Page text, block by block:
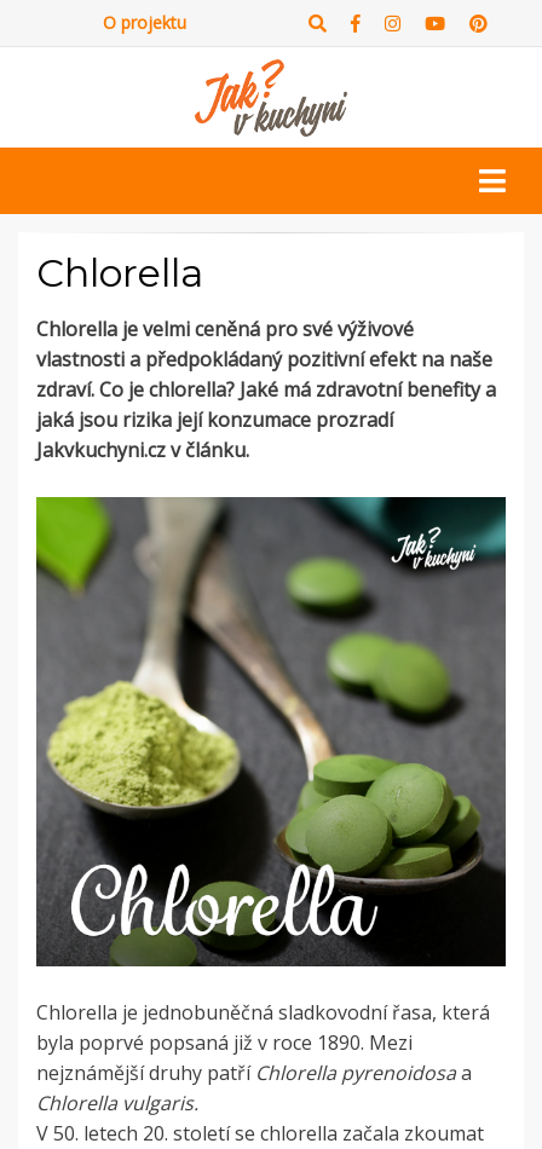
O projektu
Chlorella
Chlorella je velmi ceněná pro své výživové
vlastnosti a předpokládaný pozitivní efekt na naše
zdraví. Co je chlorella? Jaké má zdravotní benefity a
jaká jsou rizika její konzumace prozradí
Jakvkuchyni.cz v článku.
Chlorella je jednobuněčná sladkovodní řasa, která
byla poprvé popsaná již v roce 1890. Mezi
nejznámější druhy patří Chlorella pyrenoidosaa
Chlorella vulgaris.
V 50. letech 20. století se chlorella začala zkoumat